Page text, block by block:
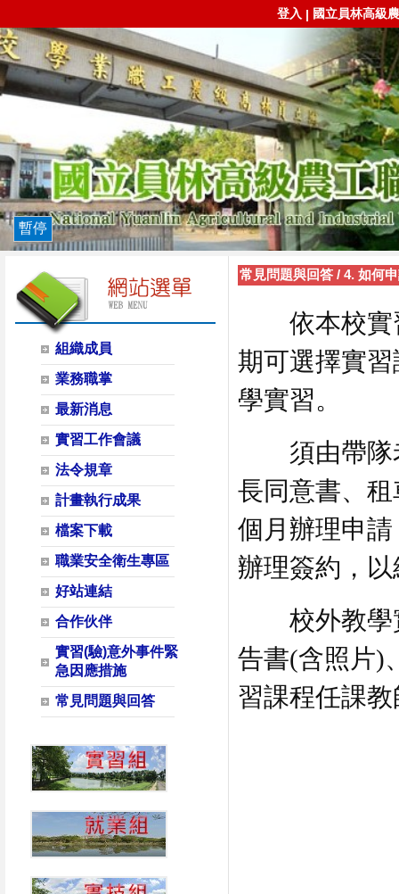
登入 | 國立員林高級
暫停
組織成員
業務職掌
最新消息
實習工作會議
法令規章
計畫執行成果
檔案下載
職業安全衛生專區
好站連結
合作伙伴
實習(驗)意外事件緊
急因應措施
常見問題與回答
常見問題與回答 / 4. 如何
依本校實習
期可選擇實
學實習。
須由帶隊老
長同意書、
個月辦理申
辦理簽約，
校外教學實
告書(含照片)
習課程任課